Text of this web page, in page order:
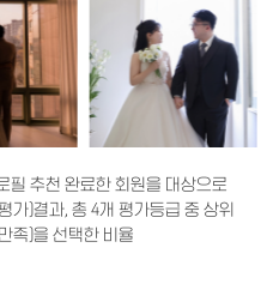
필 추천 완료한 회원을 대상으로
가)결과, 총 4개 평가등급 중 상위
족)을 선택한 비율